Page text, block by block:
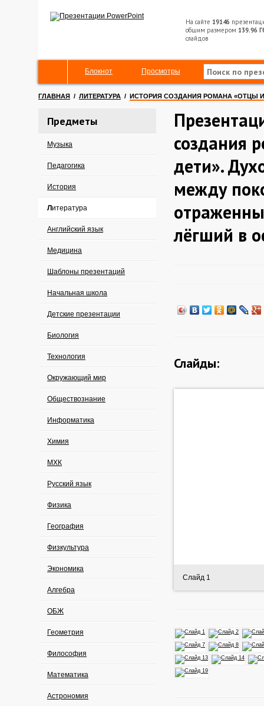
На сайте 19146
общим размером 139.96
слайдов
Блокнот Просмотры
ГЛАВНАЯ / ЛИТЕРАТУРА / ИСТОРИЯ СОЗДАНИЯ РОМАНА «ОТЦЫ
Предметы
Музыка
Педагогика
История
Литература
Английский язык
Медицина
Шаблоны презентаций
Начальная школа
Детские презентации
Биология
Технология
Окружающий мир
Обществознание
Информатика
Химия
МХК
Русский язык
Физика
География
Физкультура
Экономика
Алгебра
ОБЖ
Геометрия
Философия
Математика
Астрономия
создания
дети».
между
лёгший в
Слайды:
Слайд 1